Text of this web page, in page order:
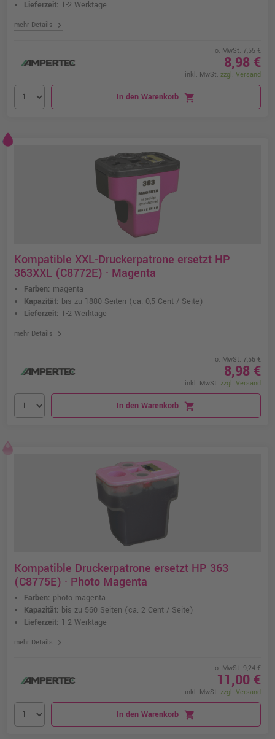
Lieferzeit: 1-2 Werktage
mehr Details chevron_right
o. MwSt. 7,55 €
8,98 €
inkl. MwSt. zzgl. Versand
In den Warenkorb shopping_cart
Kompatible XXL-Druckerpatrone ersetzt HP
363XXL (C8772E) · Magenta
Farben: magenta
Kapazität: bis zu 1880 Seiten (ca. 0,5 Cent / Seite)
Lieferzeit: 1-2 Werktage
mehr Details chevron_right
o. MwSt. 7,55 €
8,98 €
inkl. MwSt. zzgl. Versand
In den Warenkorb shopping_cart
Kompatible Druckerpatrone ersetzt HP 363
(C8775E) · Photo Magenta
Farben: photo magenta
Kapazität: bis zu 560 Seiten (ca. 2 Cent / Seite)
Lieferzeit: 1-2 Werktage
mehr Details chevron_right
o. MwSt. 9,24 €
11,00 €
inkl. MwSt. zzgl. Versand
In den Warenkorb shopping_cart